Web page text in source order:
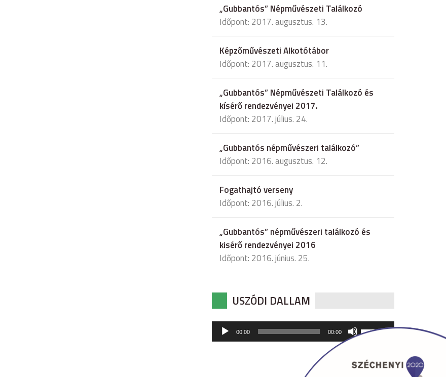
„Gubbantós” Népművészeti Találkozó
Időpont: 2017. augusztus. 13.
Képzőművészeti Alkotótábor
Időpont: 2017. augusztus. 11.
„Gubbantós” Népművészeti Találkozó és
kísérő rendezvényei 2017.
Időpont: 2017. július. 24.
„Gubbantós népművészeri találkozó”
Időpont: 2016. augusztus. 12.
Fogathajtó verseny
Időpont: 2016. július. 2.
„Gubbantós” népművészeri találkozó és
kisérő rendezvényei 2016
Időpont: 2016. június. 25.
USZÓDI DALLAM
Audió
lejátszó
00:00 00:00
hangerő
csökkentéséhez